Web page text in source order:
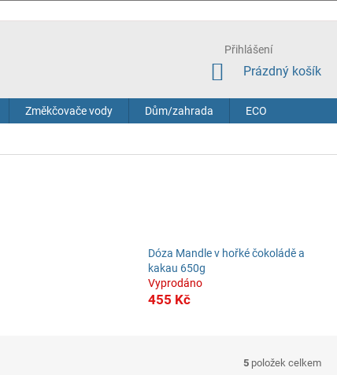
Přihlášení
NÁKUPNÍ
Prázdný košík
Změkčovače vody Dům/zahrada ECO
Dóza Mandle v hořké čokoládě a
kakau 650g
Vyprodáno
455 Kč
5 položek celkem